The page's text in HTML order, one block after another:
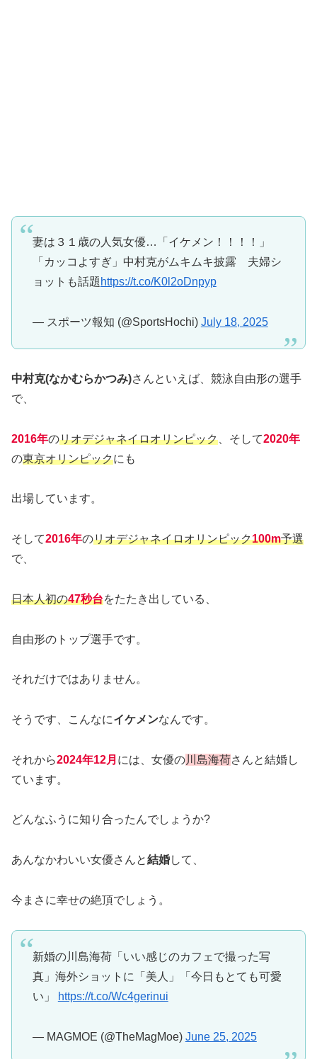
妻は３１歳の人気女優…「イケメン！！！！」
「カッコよすぎ」中村克がムキムキ披露 夫婦シ
ョットも話題https://t.co/K0l2oDnpyp
— スポーツ報知 (@SportsHochi) July 18, 2025
中村克(なかむらかつみ)さんといえば、競泳自由形の選手
で、
2016年のリオデジャネイロオリンピック 、そして2020年
の東京オリンピックにも
出場しています。
そして2016年のリオデジャネイロオリンピック100m予選
で、
日本人初の47秒台をたたき出している、
自由形のトップ選手です。
それだけではありません。
そうです、こんなにイケメンなんです。
それから2024年12月 には、女優の川島海荷さんと結婚し
ています。
どんなふうに知り合ったんでしょうか?
あんなかわいい女優さんと結婚して、
今まさに幸せの絶頂でしょう。
新婚の川島海荷「いい感じのカフェで撮った写
真」海外ショットに「美人」「今日もとても可愛
い」
https://t.co/Wc4gerinui
— MAGMOE (@TheMagMoe) June 25, 2025